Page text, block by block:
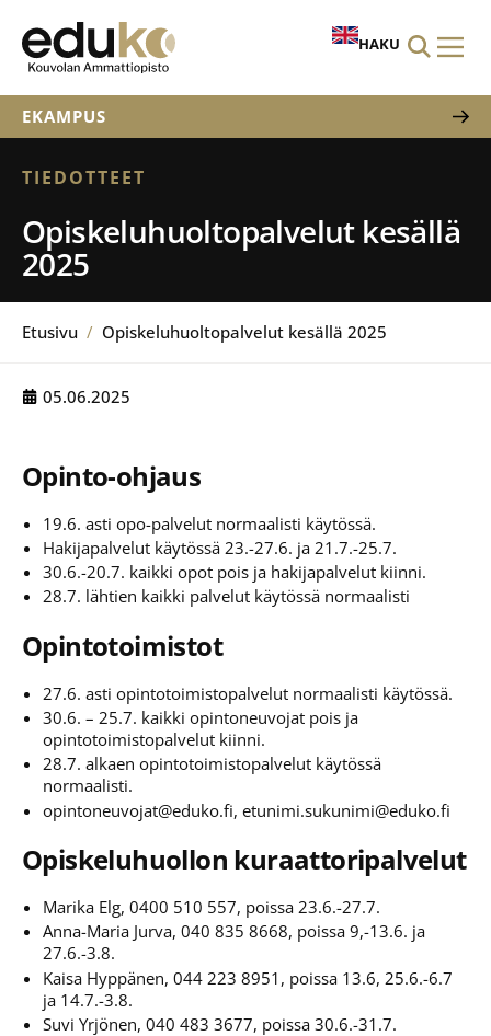
HAKU
EKAMPUS
TIEDOTTEET
Opiskeluhuoltopalvelut kesällä
2025
Etusivu / Opiskeluhuoltopalvelut kesällä 2025
05.06.2025
Opinto-ohjaus
19.6. asti opo-palvelut normaalisti käytössä.
Hakijapalvelut käytössä 23.-27.6. ja 21.7.-25.7.
30.6.-20.7. kaikki opot pois ja hakijapalvelut kiinni.
28.7. lähtien kaikki palvelut käytössä normaalisti
Opintotoimistot
27.6. asti opintotoimistopalvelut normaalisti käytössä.
30.6. – 25.7. kaikki opintoneuvojat pois ja
opintotoimistopalvelut kiinni.
28.7. alkaen opintotoimistopalvelut käytössä
normaalisti.
opintoneuvojat@eduko.fi, etunimi.sukunimi@eduko.fi
Opiskeluhuollon kuraattoripalvelut
Marika Elg, 0400 510 557, poissa 23.6.-27.7.
Anna-Maria Jurva, 040 835 8668, poissa 9,-13.6. ja
27.6.-3.8.
Kaisa Hyppänen, 044 223 8951, poissa 13.6, 25.6.-6.7
ja 14.7.-3.8.
Suvi Yrjönen, 040 483 3677, poissa 30.6.-31.7.